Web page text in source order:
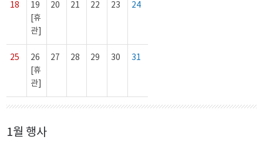
18
19
[휴
관]
20 21 22 23 24
25
26
[휴
관]
27 28 29 30 31
1월 행사